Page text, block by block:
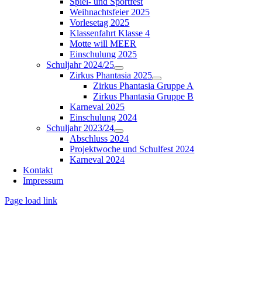
Weihnachtsfeier 2025
Vorlesetag 2025
Klassenfahrt Klasse 4
Motte will MEER
Einschulung 2025
Schuljahr 2024/25
Zirkus Phantasia 2025
Zirkus Phantasia Gruppe A
Zirkus Phantasia Gruppe B
Karneval 2025
Einschulung 2024
Schuljahr 2023/24
Abschluss 2024
Projektwoche und Schulfest 2024
Karneval 2024
Kontakt
Impressum
Page load link